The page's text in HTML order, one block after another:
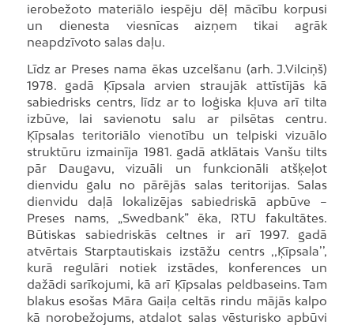
ierobežoto materiālo iespēju dēļ mācību korpusi
un dienesta viesnīcas aizņem tikai agrāk
neapdzīvoto salas daļu.
Līdz ar Preses nama ēkas uzcelšanu (arh. J.Vilciņš)
1978. gadā Ķīpsala arvien straujāk attīstījās kā
sabiedrisks centrs, līdz ar to loģiska kļuva arī tilta
izbūve, lai savienotu salu ar pilsētas centru.
Ķīpsalas teritoriālo vienotību un telpiski vizuālo
struktūru izmainīja 1981. gadā atklātais Vanšu tilts
pār Daugavu, vizuāli un funkcionāli atšķeļot
dienvidu galu no pārējās salas teritorijas. Salas
dienvidu daļā lokalizējas sabiedriskā apbūve –
Preses nams, „Swedbank” ēka, RTU fakultātes.
Būtiskas sabiedriskās celtnes ir arī 1997. gadā
atvērtais Starptautiskais izstāžu centrs ,,Ķīpsala’’,
kurā regulāri notiek izstādes, konferences un
dažādi sarīkojumi, kā arī Ķīpsalas peldbaseins. Tam
blakus esošas Māra Gaiļa celtās rindu mājās kalpo
kā norobežojums, atdalot salas vēsturisko apbūvi